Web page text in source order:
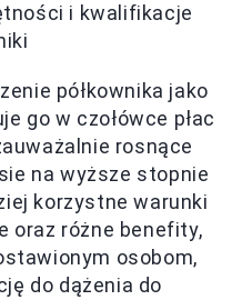
i kwalifikacje
półkownika jako
go w czołówce płac
rosnące
na wyższe stopnie
korzystne warunki
oraz różne benefity,
osobom,
do dążenia do